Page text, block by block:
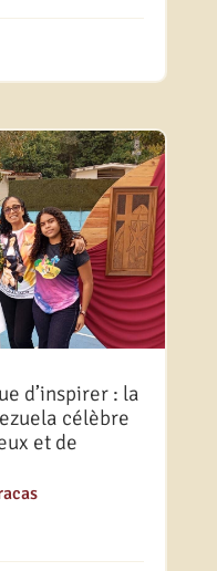
d’inspirer : la
célèbre
et de
,